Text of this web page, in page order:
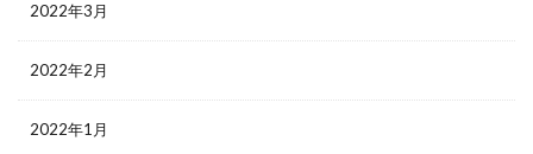
2022年3月
2022年2月
2022年1月